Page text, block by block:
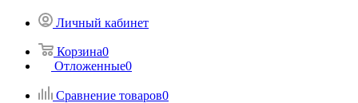
Личный кабинет
Корзина0
Отложенные0
Сравнение товаров0